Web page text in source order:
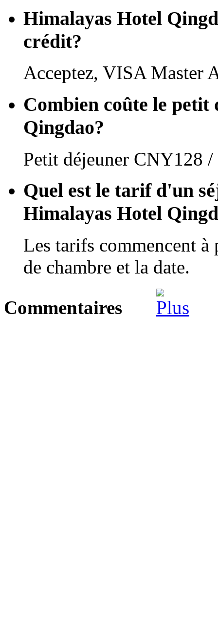
Himalayas Hotel
crédit?
Acceptez, VISA Master
Combien coûte le
Qingdao?
Petit déjeuner CNY128 /
Quel est le tarif d'un
Himalayas Hotel
Les tarifs commencent
de chambre et la date.
Commentaires